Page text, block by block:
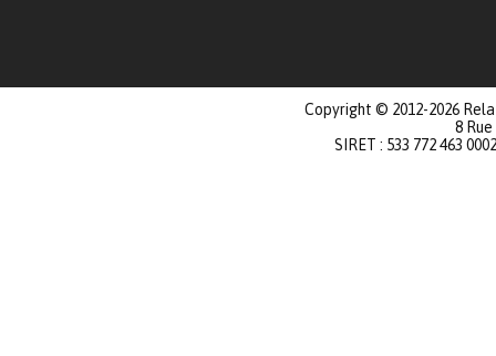
Copyright © 2012-2026
8
SIRET : 533 772 463